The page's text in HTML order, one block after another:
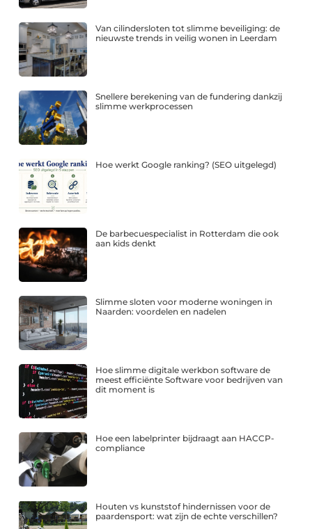
Van cilindersloten tot slimme beveiliging: de
nieuwste trends in veilig wonen in Leerdam
Snellere berekening van de fundering dankzij
slimme werkprocessen
Hoe werkt Google ranking? (SEO uitgelegd)
De barbecuespecialist in Rotterdam die ook
aan kids denkt
Slimme sloten voor moderne woningen in
Naarden: voordelen en nadelen
Hoe slimme digitale werkbon software de
meest efficiënte Software voor bedrijven van
dit moment is
Hoe een labelprinter bijdraagt aan HACCP-
compliance
Houten vs kunststof hindernissen voor de
paardensport: wat zijn de echte verschillen?